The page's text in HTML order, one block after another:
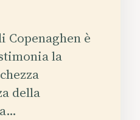
Copenaghen è
la
della